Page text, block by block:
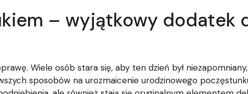
– wyjątkowy dodatek
Wiele osób stara się, aby ten dzień był
sposobów na urozmaicenie urodzinowego